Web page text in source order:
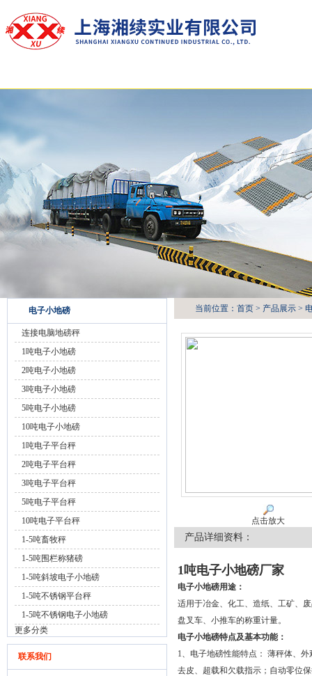
电子小地磅
连接电脑地磅秤
1吨电子小地磅
2吨电子小地磅
3吨电子小地磅
5吨电子小地磅
10吨电子小地磅
1吨电子平台秤
2吨电子平台秤
3吨电子平台秤
5吨电子平台秤
10吨电子平台秤
1-5吨畜牧秤
1-5吨围栏称猪磅
1-5吨斜坡电子小地磅
1-5吨不锈钢平台秤
1-5吨不锈钢电子小地磅
更多分类
联系我们
当前位置： 首页 > 产品展示 >
点击放大
产品详细资料：
1吨电子小地磅厂家
电子小地磅用途：
适用于冶金、化工、造纸、工矿、
盘叉车、小推车的称重计量。
电子小地磅特点及基本功能：
1、电子地磅性能特点： 薄秤体、
去皮、超载和欠载指示；自动零位